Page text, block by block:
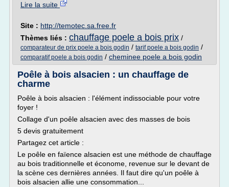
Lire la suite
Site : http://temotec.sa.free.fr
Thèmes liés : chauffage poele a bois prix /
comparateur de prix poele a bois godin / tarif poele a bois godin /
comparatif poele a bois godin / cheminee poele a bois godin
Poêle à bois alsacien : un chauffage de
charme
Poêle à bois alsacien : l'élément indissociable pour votre
foyer !
Collage d'un poêle alsacien avec des masses de bois
5 devis gratuitement
Partagez cet article :
Le poêle en faïence alsacien est une méthode de chauffage
au bois traditionnelle et économe, revenue sur le devant de
la scène ces dernières années. Il faut dire qu'un poêle à
bois alsacien allie une consommation...